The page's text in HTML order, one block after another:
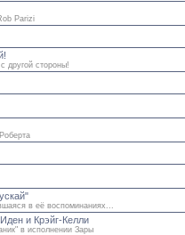
Parizi
другой стороны!
в её воспоминаниях...
и Крэйг-Келли
в исполнении Зары